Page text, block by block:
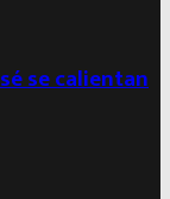
se calientan